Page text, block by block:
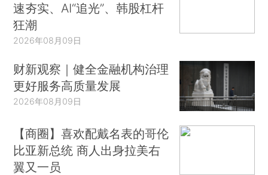
速夯实、AI“追光”、韩股杠杆
狂潮
2026年08月09日
财新观察｜健全金融机构治理
更好服务高质量发展
2026年08月09日
【商圈】喜欢配戴名表的哥伦
比亚新总统 商人出身拉美右
翼又一员